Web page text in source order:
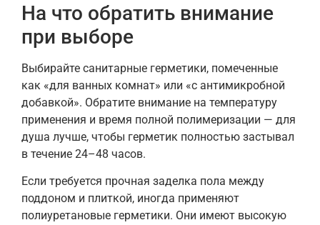
На что обратить внимание
при выборе
Выбирайте санитарные герметики, помеченные
как «для ванных комнат» или «с антимикробной
добавкой». Обратите внимание на температуру
применения и время полной полимеризации — для
душа лучше, чтобы герметик полностью застывал
в течение 24–48 часов.
Если требуется прочная заделка пола между
поддоном и плиткой, иногда применяют
полиуретановые герметики. Они имеют высокую